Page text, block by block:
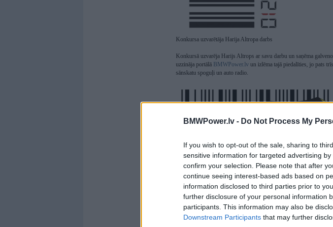
BMWPower.lv - Do Not Process My
If you wish to opt-out of the sale, sharing to
sensitive information for targeted advertising
confirm your selection. Please note that after
continue seeing interest-based ads based on
information disclosed to third parties prior to
further disclosure of your personal information
participants. This information may also be
Downstream Participants that may further
Konkursa uzvarētāja Harija Altropa darbs
Konkursā uzvarēja Harijs Altrops ar savu darbu un saņēma
uzzināja portālā BMWPower.lv un izlēma tajā piedalīties, jo pats
sānskatu spoguļi un auto radio.